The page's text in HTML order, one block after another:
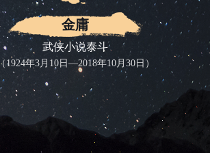
金庸
武侠小说泰斗
（1924年3月10日—2018年10月30日）